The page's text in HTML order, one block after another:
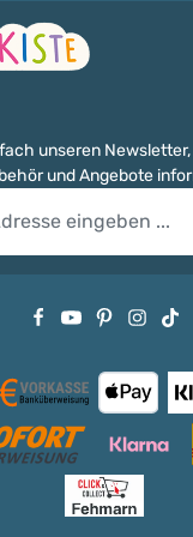
unseren
und Angebote
zur